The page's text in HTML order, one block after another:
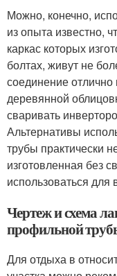
Можно, конечно,
из опыта известно,
каркас которых
болтах, живут не
соединение
деревянной
сваривать
Альтернативы
трубы практически
изготовленная без
использоваться
Чертеж и схема
профильной
Для отдыха в